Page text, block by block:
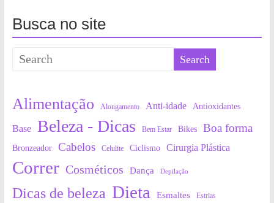
Busca no site
Alimentação Alongamento Anti-idade Antioxidantes
Base Beleza - Dicas Bem Estar Bikes Boa forma
Bronzeador Cabelos Celulite Ciclismo Cirurgia Plástica
Correr Cosméticos Dança Depilação
Dicas de beleza Dieta Esmaltes Estrias